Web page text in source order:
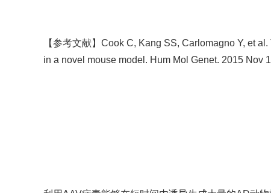
【参考文献】 Cook C, Kang SS, Carlomagno Y, et
in a novel mouse model. Hum Mol Genet. 2015 Nov